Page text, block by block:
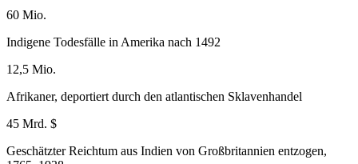
60 Mio.
Indigene Todesfälle in Amerika nach 1492
12,5 Mio.
Afrikaner, deportiert durch den atlantischen Sklavenhandel
45 Mrd. $
Geschätzter Reichtum aus Indien von Großbritannien entzogen,